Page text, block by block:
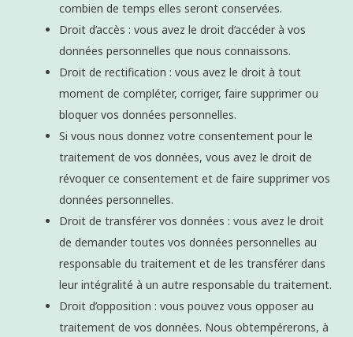
combien de temps elles seront conservées.
Droit d’accès : vous avez le droit d’accéder à vos
données personnelles que nous connaissons.
Droit de rectification : vous avez le droit à tout
moment de compléter, corriger, faire supprimer ou
bloquer vos données personnelles.
Si vous nous donnez votre consentement pour le
traitement de vos données, vous avez le droit de
révoquer ce consentement et de faire supprimer vos
données personnelles.
Droit de transférer vos données : vous avez le droit
de demander toutes vos données personnelles au
responsable du traitement et de les transférer dans
leur intégralité à un autre responsable du traitement.
Droit d’opposition : vous pouvez vous opposer au
traitement de vos données. Nous obtempérerons, à